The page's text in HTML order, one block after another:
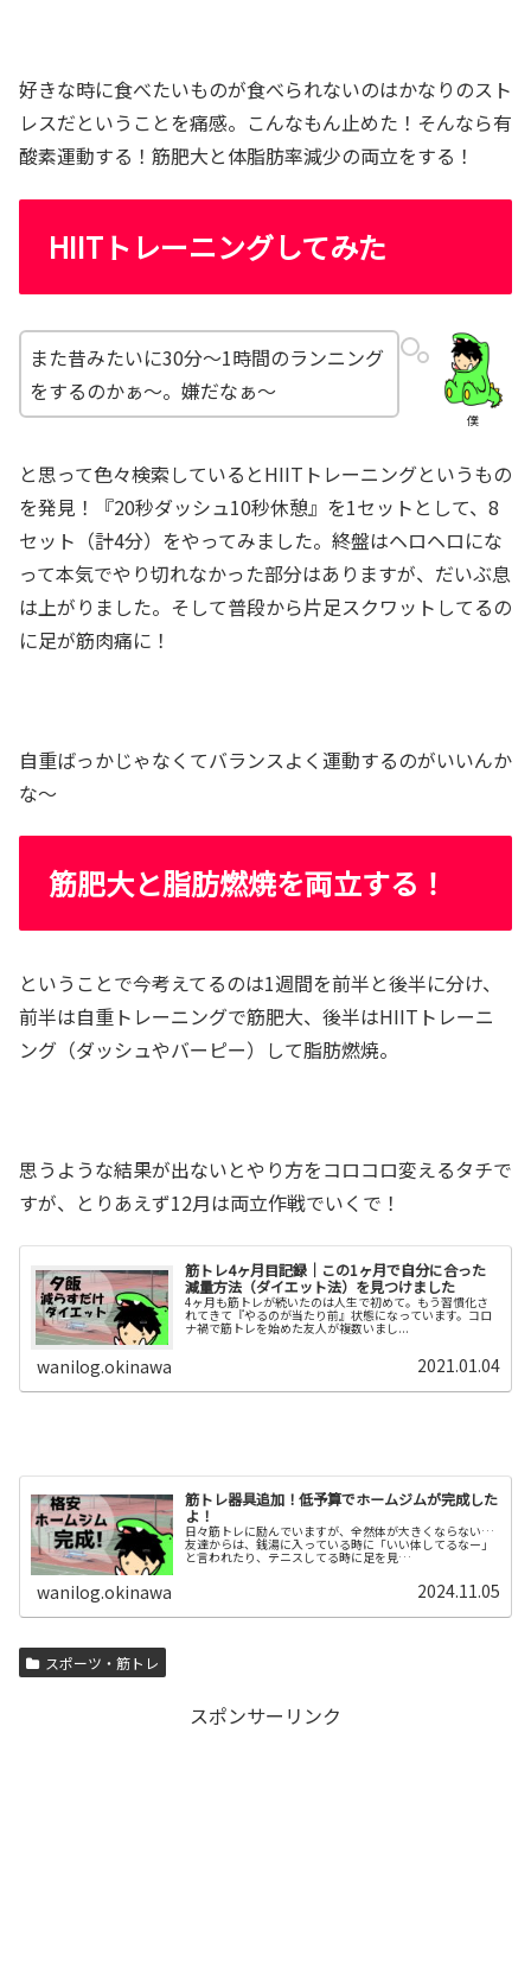
好きな時に食べたいものが食べられないのはかなりのスト
レスだということを痛感。こんなもん止めた！そんなら有
酸素運動する！筋肥大と体脂肪率減少の両立をする！
HIITトレーニングしてみた
僕
また昔みたいに30分～1時間のランニング
をするのかぁ～。嫌だなぁ～
と思って色々検索しているとHIITトレーニングというもの
を発見！『20秒ダッシュ10秒休憩』を1セットとして、8
セット（計4分）をやってみました。終盤はヘロヘロにな
って本気でやり切れなかった部分はありますが、だいぶ息
は上がりました。そして普段から片足スクワットしてるの
に足が筋肉痛に！
自重ばっかじゃなくてバランスよく運動するのがいいんか
な～
筋肥大と脂肪燃焼を両立する！
ということで今考えてるのは1週間を前半と後半に分け、
前半は自重トレーニングで筋肥大、後半はHIITトレーニ
ング（ダッシュやバーピー）して脂肪燃焼。
思うような結果が出ないとやり方をコロコロ変えるタチで
すが、とりあえず12月は両立作戦でいくで！
筋トレ4ヶ月目記録｜この1ヶ月で自分に合った
減量方法（ダイエット法）を見つけました
4ヶ月も筋トレが続いたのは人生で初めて。もう習慣化さ
れてきて『やるのが当たり前』状態になっています。コロ
ナ禍で筋トレを始めた友人が複数いまし...
wanilog.okinawa 2021.01.04
筋トレ器具追加！低予算でホームジムが完成した
よ！
日々筋トレに励んでいますが、全然体が大きくならない…
友達からは、銭湯に入っている時に「いい体してるなー」
と言われたり、テニスしてる時に足を見…
wanilog.okinawa 2024.11.05
スポーツ・筋トレ
スポンサーリンク